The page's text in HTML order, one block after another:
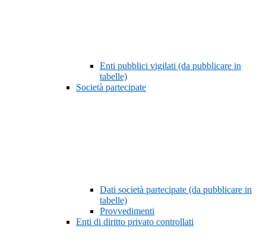
Enti pubblici vigilati (da pubblicare in
tabelle)
Società partecipate
Dati società partecipate (da pubblicare in
tabelle)
Provvedimenti
Enti di diritto privato controllati